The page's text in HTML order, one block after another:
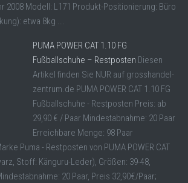
2008 Modell: L171 Produkt-Positionierung: Büro
etwa 8kg ...
PUMA POWER CAT 1.10 FG
Fußballschuhe – Restposten Diesen
Artikel finden Sie NUR auf grosshandel-
zentrum.de PUMA POWER CAT 1.10 FG
Fußballschuhe - Restposten Preis: ab
29,90 € / Paar Mindestabnahme: 20 Paar
Erreichbare Menge: 98 Paar
Puma - Restposten von PUMA POWER CAT
Stoff: Känguru-Leder), Größen: 39-48,
20 Paar, Preis 32,90€/Paar;